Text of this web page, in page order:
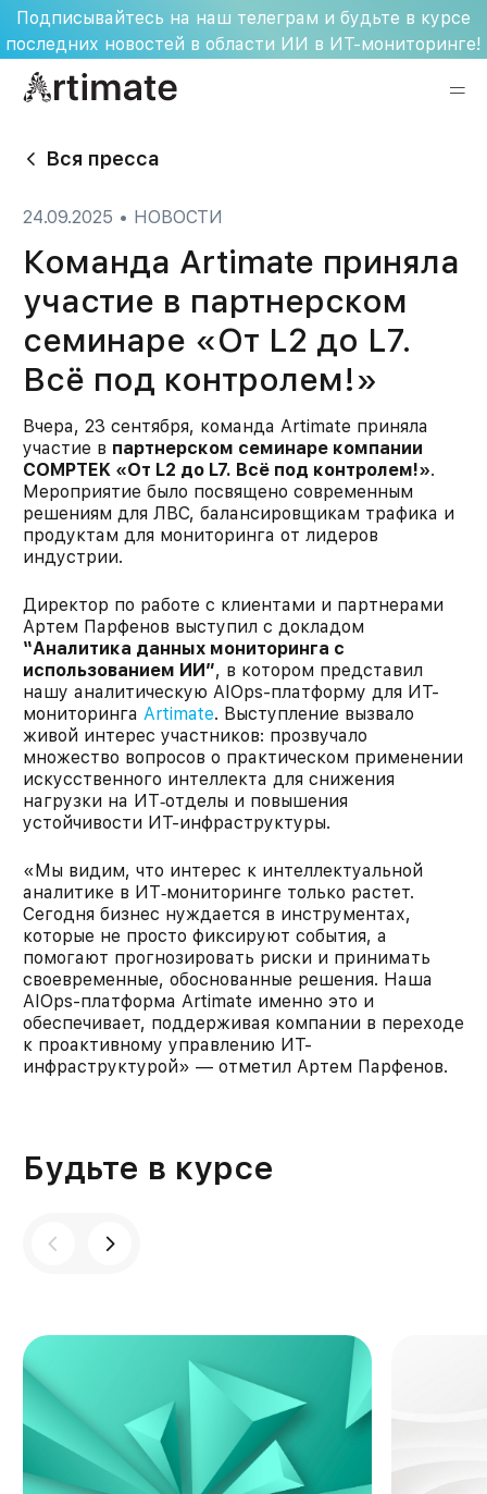
Skip
to
content
Подписывайтесь на наш телеграм и будьте в курсе
последних новостей в области ИИ в ИТ-мониторинге!
Вся пресса
24.09.2025 • НОВОСТИ
Команда Artimate приняла
участие в партнерском
семинаре «От L2 до L7.
Всё под контролем!»
Вчера, 23 сентября, команда Artimate приняла
участие в партнерском семинаре компании
COMPTEK «От L2 до L7. Всё под контролем!».
Мероприятие было посвящено современным
решениям для ЛВС, балансировщикам трафика и
продуктам для мониторинга от лидеров
индустрии.
Директор по работе с клиентами и партнерами
Артем Парфенов выступил с докладом
“Аналитика данных мониторинга с
использованием ИИ”, в котором представил
нашу аналитическую AIOps-платформу для ИТ-
мониторинга Artimate. Выступление вызвало
живой интерес участников: прозвучало
множество вопросов о практическом применении
искусственного интеллекта для снижения
нагрузки на ИТ‑отделы и повышения
устойчивости ИТ-инфраструктуры.
«Мы видим, что интерес к интеллектуальной
аналитике в ИТ‑мониторинге только растет.
Сегодня бизнес нуждается в инструментах,
которые не просто фиксируют события, а
помогают прогнозировать риски и принимать
своевременные, обоснованные решения. Наша
AIOps-платформа Artimate именно это и
обеспечивает, поддерживая компании в переходе
к проактивному управлению ИТ-
инфраструктурой» — отметил Артем Парфенов.
Будьте в курсе